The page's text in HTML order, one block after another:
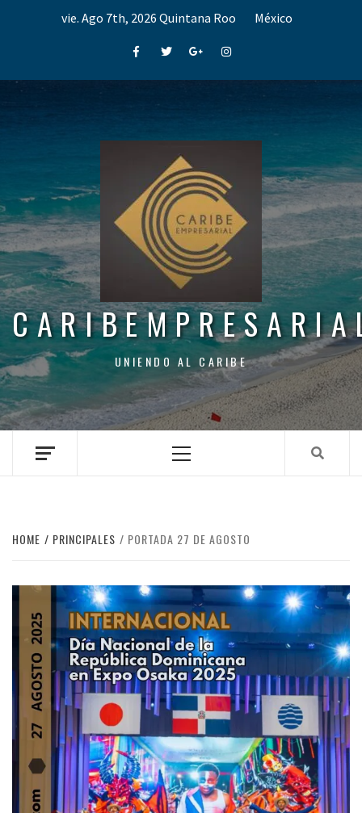
vie. Ago 7th, 2026 Quintana Roo México
FacebookTwitterGoogle+Instagram
UNIENDO AL CARIBE
Menu
HOME PRINCIPALES PORTADA 27 DE AGOSTO